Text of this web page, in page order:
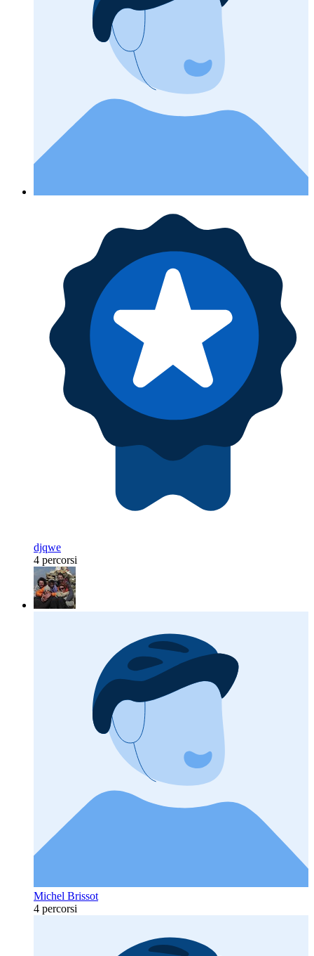
djqwe
4 percorsi
Michel Brissot
4 percorsi